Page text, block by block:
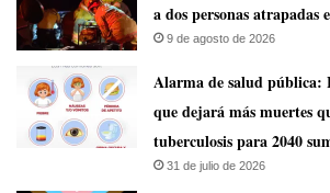
a dos personas atrapadas
9 de agosto de 2026
​Alarma de salud pública:
que dejará más muertes
tuberculosis para 2040
31 de julio de 2026